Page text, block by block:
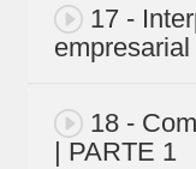
17 -
empresarial
18 -
| PARTE 1